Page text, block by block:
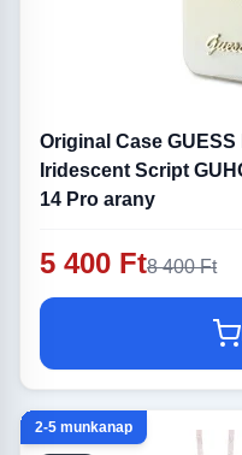
Original Case
Iridescent Script
14 Pro arany
5 400 Ft8 400 Ft
2-5 munkanap